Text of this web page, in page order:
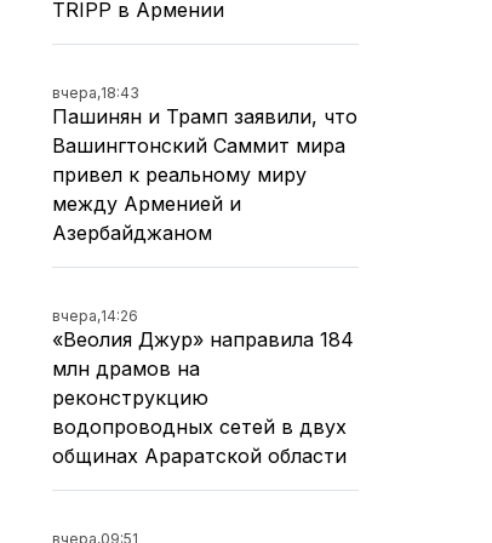
TRIPP в Армении
вчера,18:43
Пашинян и Трамп заявили, что
Вашингтонский Саммит мира
привел к реальному миру
между Арменией и
Азербайджаном
вчера,14:26
«Веолия Джур» направила 184
млн драмов на
реконструкцию
водопроводных сетей в двух
общинах Араратской области
вчера,09:51